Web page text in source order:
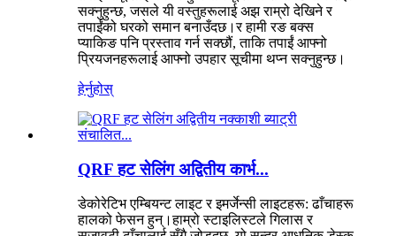
सक्नुहुन्छ, जसले यी वस्तुहरूलाई अझ राम्रो देखिने र
तपाईंको घरको समान बनाउँदछ।र हामी रङ बक्स
प्याकिङ पनि प्रस्ताव गर्न सक्छौं, ताकि तपाईं आफ्नो
प्रियजनहरूलाई आफ्नो उपहार सूचीमा थप्न सक्नुहुन्छ।
हेर्नुहोस्
QRF हट सेलिंग अद्वितीय कार्भ...
डेकोरेटिभ एम्बियन्ट लाइट र इमर्जेन्सी लाइटहरू: ढाँचाहरू
हालको फेसन हुन्।हाम्रो स्टाइलिस्टले गिलास र